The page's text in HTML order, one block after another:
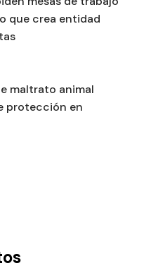
que crea entidad
maltrato animal
protección en